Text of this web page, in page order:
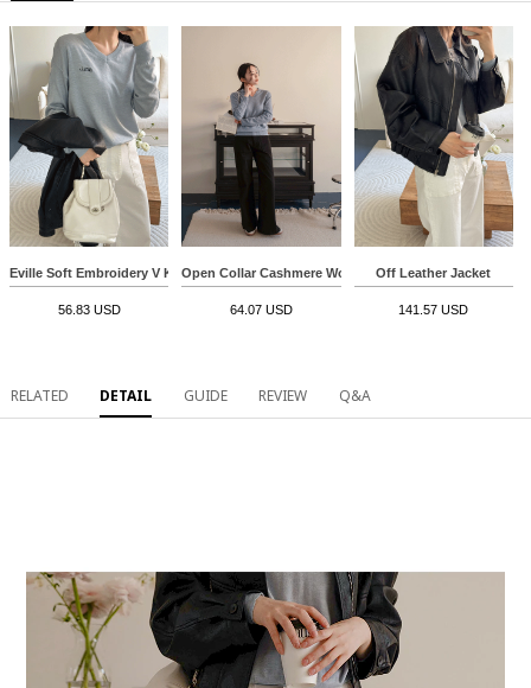
Eville Soft Embroidery V Knitwear
56.83 USD
Open Collar Cashmere Wool Holment Knitwear
64.07 USD
Off Leather Jacket
141.57 USD
RELATED DETAIL GUIDE REVIEW Q&A